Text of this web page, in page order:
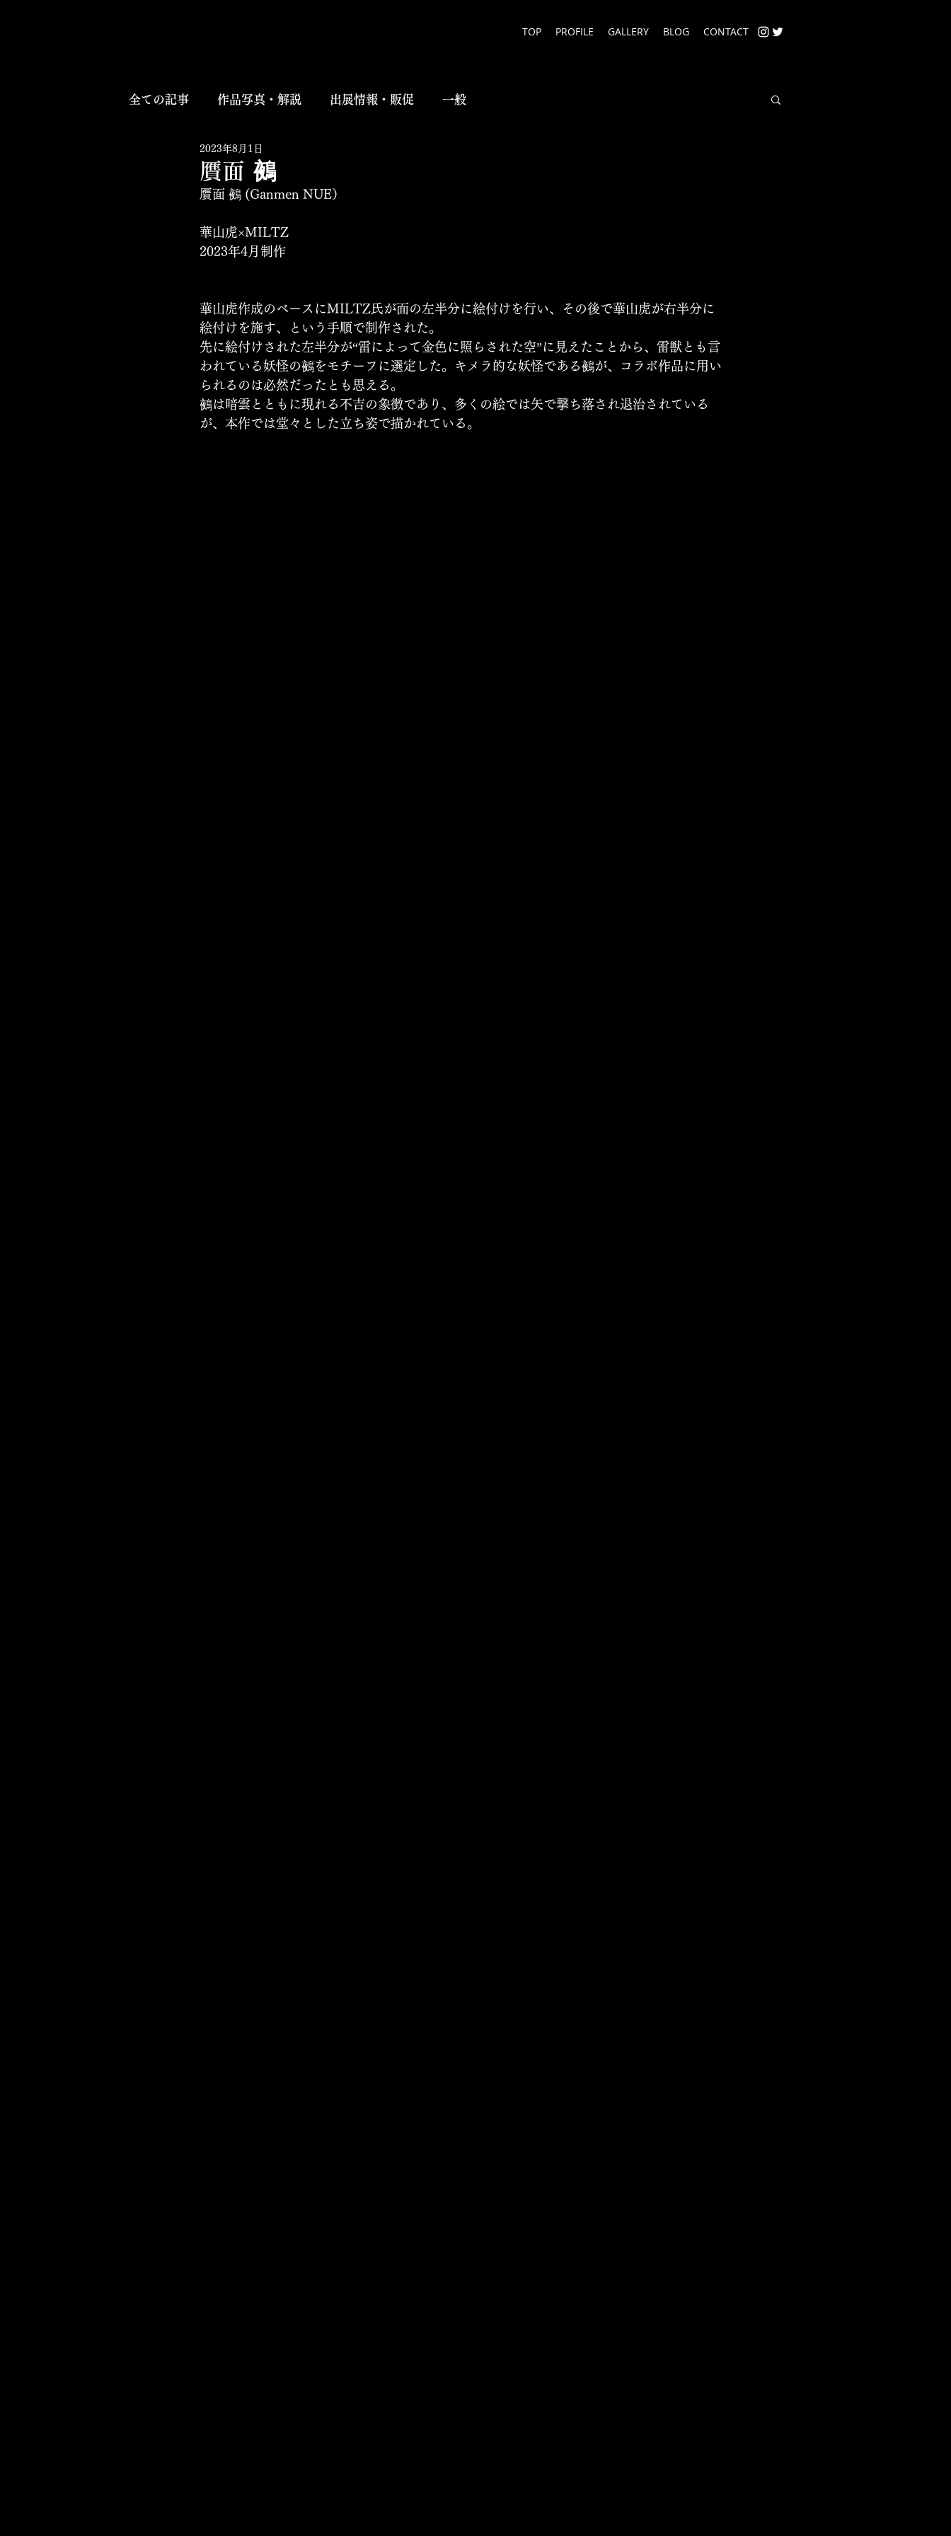
TOP PROFILE GALLERY BLOG CONTACT
全ての記事 作品写真・解説 出展情報・販促 一般
贋面 鵺
2023年8月1日
贋面 鵺 (Ganmen NUE）
華山虎×MILTZ
2023年4月制作
華山虎作成のベースにMILTZ氏が面の左半分に絵付けを行い、その後で華山虎が右半分に
絵付けを施す、という手順で制作された。
先に絵付けされた左半分が“雷によって金色に照らされた空”に見えたことから、雷獣とも言
われている妖怪の鵺をモチーフに選定した。キメラ的な妖怪である鵺が、コラボ作品に用い
られるのは必然だったとも思える。
鵺は暗雲とともに現れる不吉の象徴であり、多くの絵では矢で撃ち落され退治されている
が、本作では堂々とした立ち姿で描かれている。